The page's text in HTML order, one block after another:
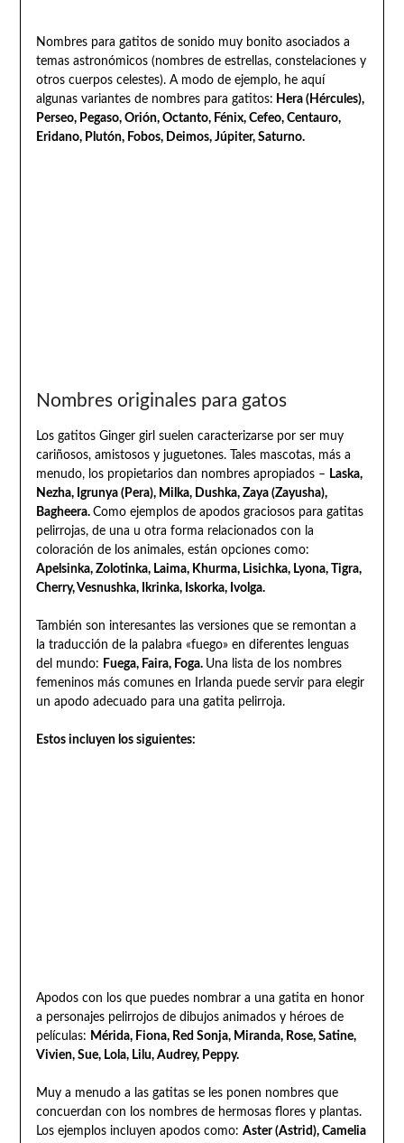
Nombres para gatitos de sonido muy bonito asociados a
temas astronómicos (nombres de estrellas, constelaciones y
otros cuerpos celestes). A modo de ejemplo, he aquí
algunas variantes de nombres para gatitos: Hera (Hércules),
Perseo, Pegaso, Orión, Octanto, Fénix, Cefeo, Centauro,
Eridano, Plutón, Fobos, Deimos, Júpiter, Saturno.
Nombres originales para gatos
Los gatitos Ginger girl suelen caracterizarse por ser muy
cariñosos, amistosos y juguetones. Tales mascotas, más a
menudo, los propietarios dan nombres apropiados – Laska,
Nezha, Igrunya (Pera), Milka, Dushka, Zaya (Zayusha),
Bagheera. Como ejemplos de apodos graciosos para gatitas
pelirrojas, de una u otra forma relacionados con la
coloración de los animales, están opciones como:
Apelsinka, Zolotinka, Laima, Khurma, Lisichka, Lyona, Tigra,
Cherry, Vesnushka, Ikrinka, Iskorka, Ivolga.
También son interesantes las versiones que se remontan a
la traducción de la palabra «fuego» en diferentes lenguas
del mundo: Fuega, Faira, Foga. Una lista de los nombres
femeninos más comunes en Irlanda puede servir para elegir
un apodo adecuado para una gatita pelirroja.
Estos incluyen los siguientes:
Apodos con los que puedes nombrar a una gatita en honor
a personajes pelirrojos de dibujos animados y héroes de
películas: Mérida, Fiona, Red Sonja, Miranda, Rose, Satine,
Vivien, Sue, Lola, Lilu, Audrey, Peppy.
Muy a menudo a las gatitas se les ponen nombres que
concuerdan con los nombres de hermosas flores y plantas.
Los ejemplos incluyen apodos como: Aster (Astrid), Camelia